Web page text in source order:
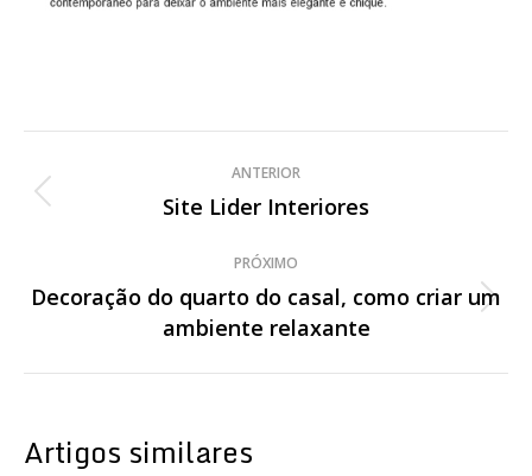
Navegação
de
ANTERIOR
Post
Site Lider Interiores
PRÓXIMO
Próximo
post:
Decoração do quarto do casal, como criar um
ambiente relaxante
Artigos similares